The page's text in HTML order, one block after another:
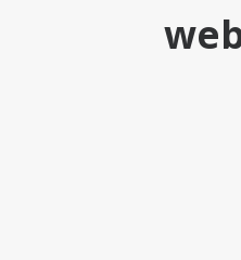
TRANSACCIONES